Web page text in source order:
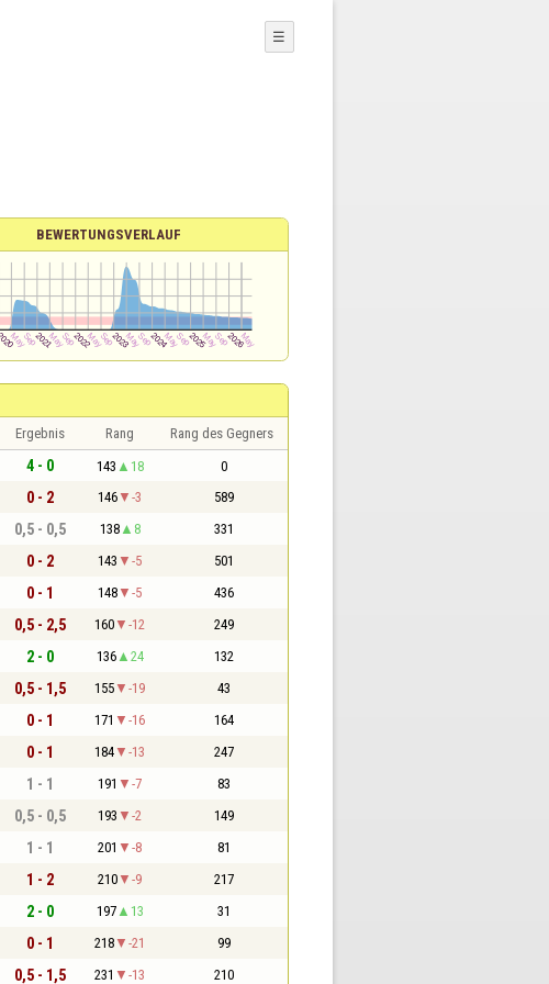
☰
BEWERTUNGSVERLAUF
Ergebnis Rang Rang des Gegners
4 - 0 143 18 0
0 - 2 146 -3 589
0,5 - 0,5 138 8 331
0 - 2 143 -5 501
0 - 1 148 -5 436
0,5 - 2,5 160 -12 249
2 - 0 136 24 132
0,5 - 1,5 155 -19 43
0 - 1 171 -16 164
0 - 1 184 -13 247
1 - 1 191 -7 83
0,5 - 0,5 193 -2 149
1 - 1 201 -8 81
1 - 2 210 -9 217
2 - 0 197 13 31
0 - 1 218 -21 99
0,5 - 1,5 231 -13 210